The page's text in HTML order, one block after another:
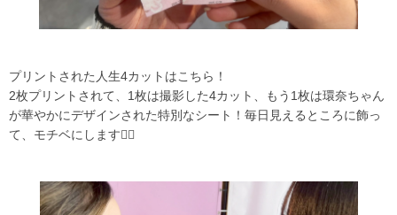
プリントされた人生4カットはこちら！
2枚プリントされて、1枚は撮影した4カット、もう1枚は環奈ちゃん
が華やかにデザインされた特別なシート！毎日見えるところに飾っ
て、モチベにします❤️‍🔥